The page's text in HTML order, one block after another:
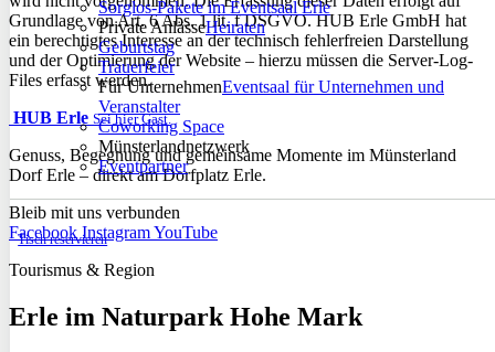
Sorglos-Pakete im Eventsaal Erle
Private AnlässeHeiraten
Geburtstag
Trauerfeier
Für UnternehmenEventsaal für Unternehmen und
Veranstalter
Coworking Space
Münsterlandnetzwerk
Eventpartner
Tisch reservieren
Grundlage von Art. 6 Abs. 1 lit. f DSGVO. HUB Erle GmbH hat
ein berechtigtes Interesse an der technisch fehlerfreien Darstellung
und der Optimierung der Website – hierzu müssen die Server-Log-
Files erfasst werden.
HUB Erle Sei hier Gast.
Genuss, Begegnung und gemeinsame Momente im Münsterland
Dorf Erle – direkt am Dorfplatz Erle.
Bleib mit uns verbunden
Facebook InstagramYouTube
Tourismus & Region
Erle im Naturpark Hohe Mark